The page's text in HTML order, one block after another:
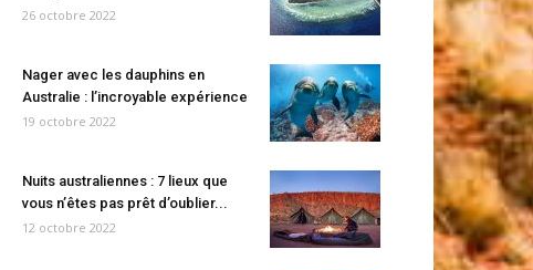
26 octobre 2022
Nager avec les dauphins en
Australie : l’incroyable expérience
19 octobre 2022
Nuits australiennes : 7 lieux que
vous n’êtes pas prêt d’oublier...
12 octobre 2022